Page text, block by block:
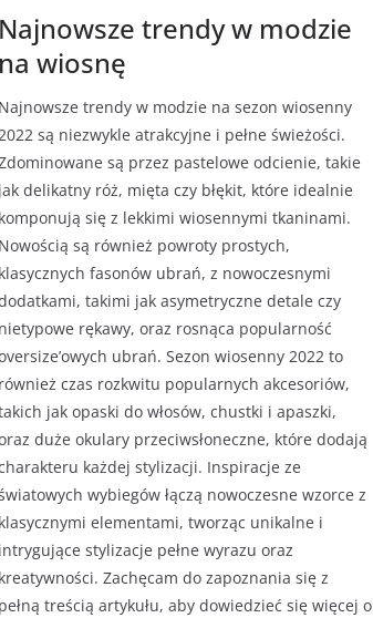
Najnowsze trendy w modzie
na wiosnę
Najnowsze trendy w modzie na sezon wiosenny
są niezwykle atrakcyjne i pełne świeżości.
są przez pastelowe odcienie, takie
jak delikatny róż, mięta czy błękit, które idealnie
komponują się z lekkimi wiosennymi tkaninami.
Nowością są również powroty prostych,
klasycznych fasonów ubrań, z nowoczesnymi
takimi jak asymetryczne detale czy
nietypowe rękawy, oraz rosnąca popularność
ubrań. Sezon wiosenny 2022 to
również czas rozkwitu popularnych akcesoriów,
jak opaski do włosów, chustki i apaszki,
duże okulary przeciwsłoneczne, które dodają
każdej stylizacji. Inspiracje ze
wybiegów łączą nowoczesne wzorce z
klasycznymi elementami, tworząc unikalne i
intrygujące stylizacje pełne wyrazu oraz
kreatywności. Zachęcam do zapoznania się z
pełną treścią artykułu, aby dowiedzieć się więcej o